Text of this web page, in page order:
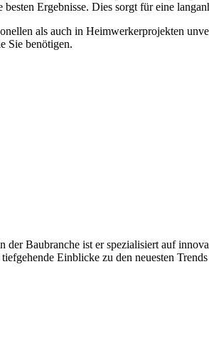
Ergebnisse. Dies sorgt für eine
als auch in Heimwerkerprojekten
Sie benötigen.
Baubranche ist er spezialisiert auf
Einblicke zu den neuesten